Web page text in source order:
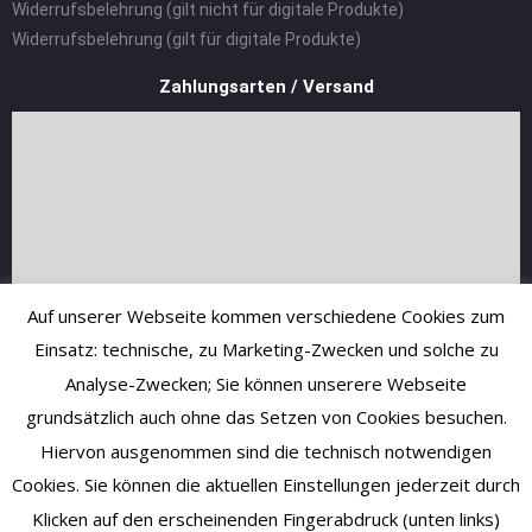
Widerrufsbelehrung (gilt nicht für digitale Produkte)
Widerrufsbelehrung (gilt für digitale Produkte)
Zahlungsarten / Versand
Auf unserer Webseite kommen verschiedene Cookies zum
Einsatz: technische, zu Marketing-Zwecken und solche zu
Analyse-Zwecken; Sie können unserere Webseite
grundsätzlich auch ohne das Setzen von Cookies besuchen.
Hiervon ausgenommen sind die technisch notwendigen
Cookies. Sie können die aktuellen Einstellungen jederzeit durch
Klicken auf den erscheinenden Fingerabdruck (unten links)